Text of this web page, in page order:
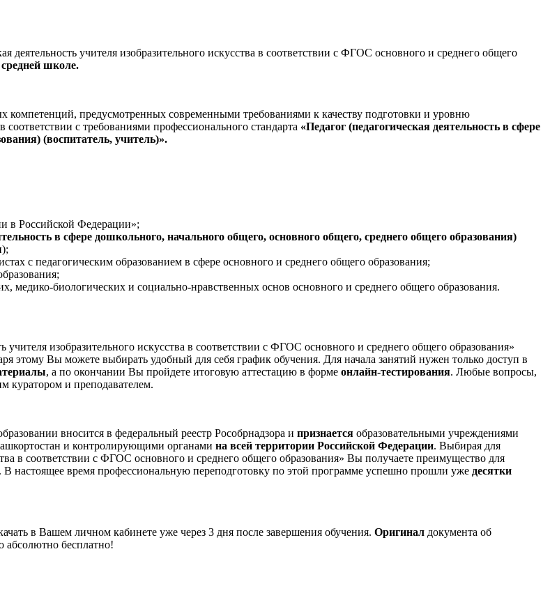
деятельность учителя изобразительного искусства в соответствии с ФГОС основного и среднего общего
средней школе.
компетенций, предусмотренных современными требованиями к качеству подготовки и уровню
с требованиями профессионального стандарта «Педагог (педагогическая деятельность в сфере
(воспитатель, учитель)».
в Российской Федерации»;
в сфере дошкольного, начального общего, основного общего, среднего общего образования)
с педагогическим образованием в сфере основного и среднего общего образования;
медико-биологических и социально-нравственных основ основного и среднего общего образования.
изобразительного искусства в соответствии с ФГОС основного и среднего общего образования»
этому Вы можете выбирать удобный для себя график обучения. Для начала занятий нужен только доступ в
, а по окончании Вы пройдете итоговую аттестацию в форме онлайн-тестирования. Любые вопросы,
куратором и преподавателем.
вносится в федеральный реестр Рособрнадзора и признается образовательными учреждениями
и контролирующими органами на всей территории Российской Федерации. Выбирая для
в соответствии с ФГОС основного и среднего общего образования» Вы получаете преимущество для
В настоящее время профессиональную переподготовку по этой программе успешно прошли уже десятки
в Вашем личном кабинете уже через 3 дня после завершения обучения. Оригинал документа об
абсолютно бесплатно!